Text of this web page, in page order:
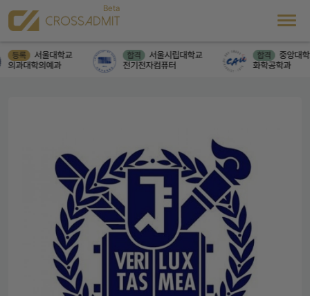
등록
서울대학교
의과대학의예과
합격
서울시립대학교
전기전자컴퓨터
합격
중앙대학
화학공학과